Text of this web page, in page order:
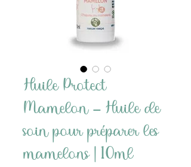
Huile Protect
Mamelon - Huile de
soin pour préparer les
mamelons | 10ml